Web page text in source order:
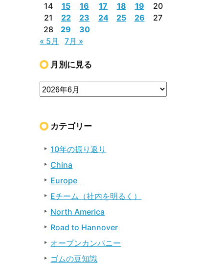
14
15 16 17 18 19
20
21
22 23 24 25 26
27
28
29
30
« 5月
7月 »
月別に見る
カテゴリー
10年の振り返り
China
Europe
Eチーム（社内を明るく）
North America
Road to Hannover
オープンカンパニー
ゴムの豆知識